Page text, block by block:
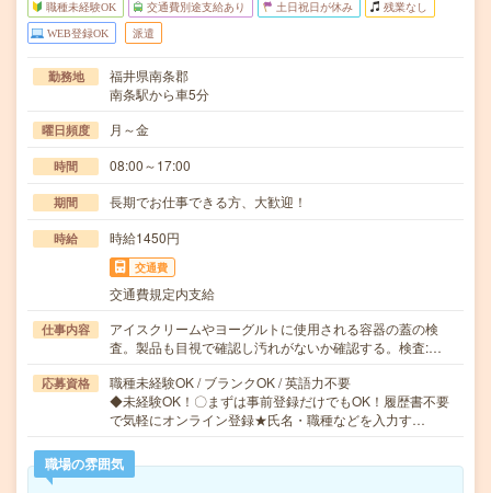
職種未経験OK 交通費別途支給あり 土日祝日が休み 残業なし
WEB登録OK 派遣
勤務地
福井県南条郡
南条駅から車5分
曜日頻度 月～金
時間 08:00～17:00
期間 長期でお仕事できる方、大歓迎！
時給 時給1450円
交通費
交通費規定内支給
仕事内容
アイスクリームやヨーグルトに使用される容器の蓋の検
査。製品も目視で確認し汚れがないか確認する。検査:…
応募資格
職種未経験OK / ブランクOK / 英語力不要
◆未経験OK！〇まずは事前登録だけでもOK！履歴書不要
で気軽にオンライン登録★氏名・職種などを入力す…
職場の雰囲気